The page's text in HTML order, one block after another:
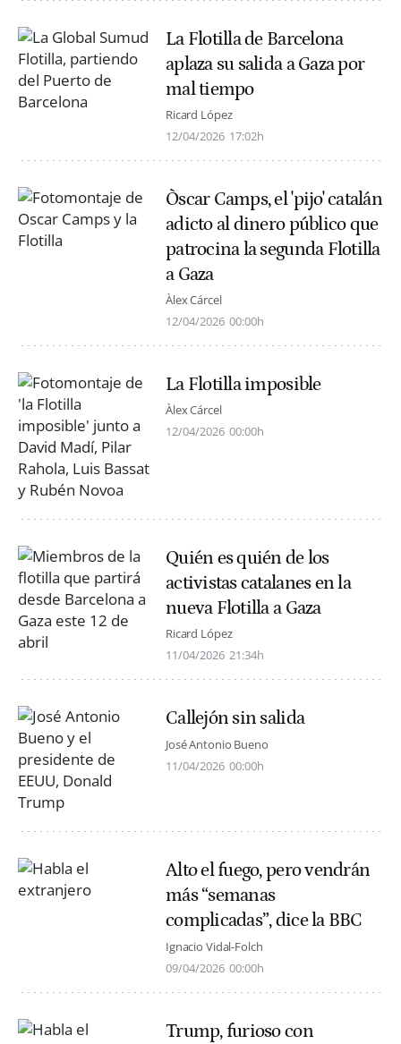
La Flotilla de Barcelona
aplaza su salida a Gaza por
mal tiempo
Ricard López
12/04/2026 17:02h
Òscar Camps, el 'pijo' catalán
adicto al dinero público que
patrocina la segunda Flotilla
a Gaza
Àlex Cárcel
12/04/2026 00:00h
La Flotilla imposible
Àlex Cárcel
12/04/2026 00:00h
Quién es quién de los
activistas catalanes en la
nueva Flotilla a Gaza
Ricard López
11/04/2026 21:34h
Callejón sin salida
José Antonio Bueno
11/04/2026 00:00h
Alto el fuego, pero vendrán
más “semanas
complicadas”, dice la BBC
Ignacio Vidal-Folch
09/04/2026 00:00h
Trump, furioso con